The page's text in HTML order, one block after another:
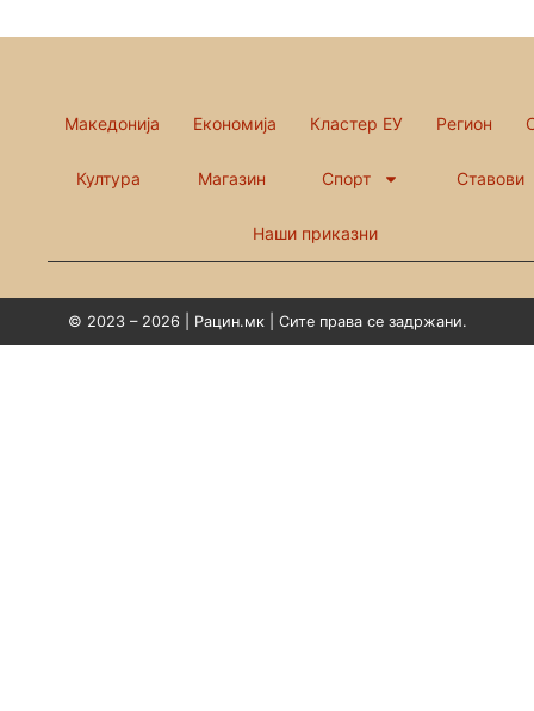
Македонија Економија Кластер ЕУ Регион
Култура Магазин Спорт Ставови
Наши приказни
© 2023 – 2026 | Рацин.мк | Сите права се задржани.